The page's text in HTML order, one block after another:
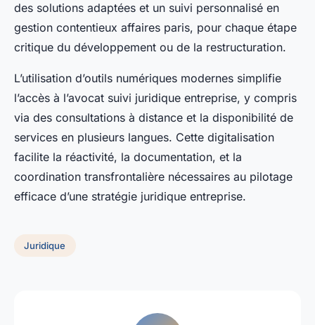
des solutions adaptées et un suivi personnalisé en
gestion contentieux affaires paris, pour chaque étape
critique du développement ou de la restructuration.
L’utilisation d’outils numériques modernes simplifie
l’accès à l’avocat suivi juridique entreprise, y compris
via des consultations à distance et la disponibilité de
services en plusieurs langues. Cette digitalisation
facilite la réactivité, la documentation, et la
coordination transfrontalière nécessaires au pilotage
efficace d’une stratégie juridique entreprise.
Juridique